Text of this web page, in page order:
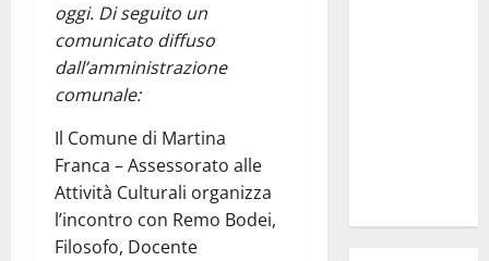
oggi. Di seguito un
comunicato diffuso
dall’amministrazione
comunale:
Il Comune di Martina
Franca – Assessorato alle
Attività Culturali organizza
l’incontro con Remo Bodei,
Filosofo, Docente